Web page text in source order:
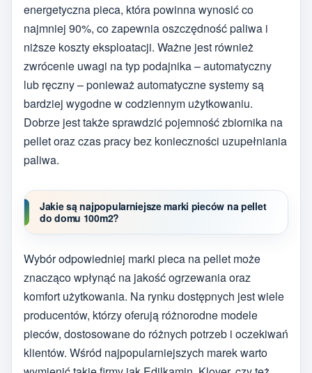
energetyczna pieca, która powinna wynosić co
najmniej 90%, co zapewnia oszczędność paliwa i
niższe koszty eksploatacji. Ważne jest również
zwrócenie uwagi na typ podajnika – automatyczny
lub ręczny – ponieważ automatyczne systemy są
bardziej wygodne w codziennym użytkowaniu.
Dobrze jest także sprawdzić pojemność zbiornika na
pellet oraz czas pracy bez konieczności uzupełniania
paliwa.
Jakie są najpopularniejsze marki pieców na pellet
do domu 100m2?
Wybór odpowiedniej marki pieca na pellet może
znacząco wpłynąć na jakość ogrzewania oraz
komfort użytkowania. Na rynku dostępnych jest wiele
producentów, którzy oferują różnorodne modele
pieców, dostosowane do różnych potrzeb i oczekiwań
klientów. Wśród najpopularniejszych marek warto